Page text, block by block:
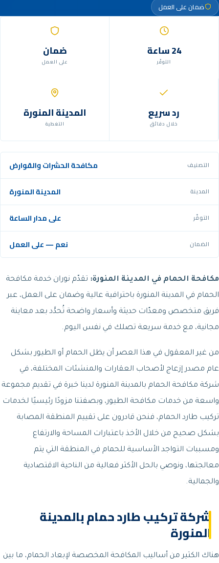
ضمان على العمل
24 ساعة
التوفّر
ضمان
على العمل
رد سريع
خلال دقائق
المدينة المنورة
التغطية
التصنيف مكافحة الحشرات والقوارض
المدينة المدينة المنورة
التوفّر على مدار الساعة
الضمان نعم — على العمل
مكافحة الحمام في المدينة المنورة: تقدّم نوران خدمة مكافحة
الحمام في المدينة المنورة باحترافية عالية وضمان على العمل، عبر
فريق متخصص ومعدّات حديثة وأسعار واضحة تُحدَّد بعد معاينة
مجانية، مع خدمة سريعة تصلك في نفس اليوم.
من غير المعقول في هذا العصر أن يظل الحمام أو الطيور بشكل
عام مصدر إزعاج لأصحاب العقارات والمنشئات المختلفة، في
شركة مكافحة الحمام بالمدينة المنورة لدينا خبرة في تقديم مجموعة
واسعة من خدمات مكافحة الطيور، وبصفتنا مزودًا رئيسيًا لخدمات
تركيب طارد الحمام، فنحن قادرون على تقييم المنطقة المصابة
بشكل صحيح من خلال الأخذ باعتبارات المساحة والارتفاع
ومسببات التواجد الأساسية للحمام في المنطقة التي يتم
معالجتها، ونوصي بالحل الأكثر فعالية من الناحية الاقتصادية
والجمالية.
شركة تركيب طارد حمام بالمدينة
المنورة
هناك الكثير من أساليب المكافحة المخصصة لإبعاد الحمام، ما بين